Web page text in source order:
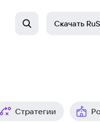
Скачать
Стратегии